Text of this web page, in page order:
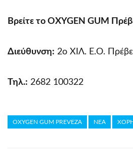
Βρείτε το OXYGEN GUM
Διεύθυνση: 2ο ΧΙΛ. Ε.Ο.
Τηλ.: 2682 100322
OXYGEN GUM PREVEZA ΝΕΑ